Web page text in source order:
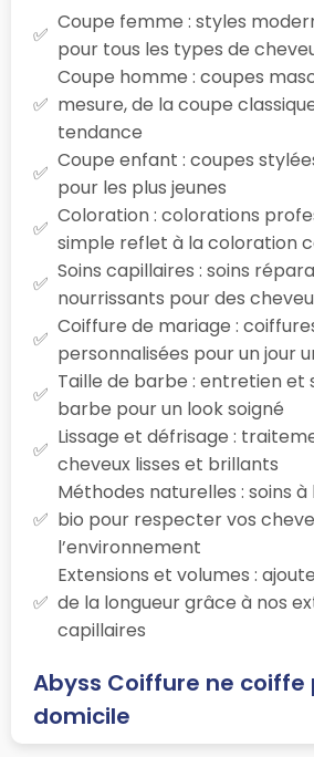
Coupe femme : styles
pour tous les types de
Coupe homme : coupes
mesure, de la coupe
tendance
Coupe enfant : coupes
pour les plus jeunes
Coloration : colorations
simple reflet à la coloration
Soins capillaires : soins
nourrissants pour des
Coiffure de mariage :
personnalisées pour un jour
Taille de barbe : entretien et
barbe pour un look soigné
Lissage et défrisage :
cheveux lisses et brillants
Méthodes naturelles : soins
bio pour respecter vos
l’environnement
Extensions et volumes :
de la longueur grâce à nos
capillaires
Abyss Coiffure ne coiffe
domicile